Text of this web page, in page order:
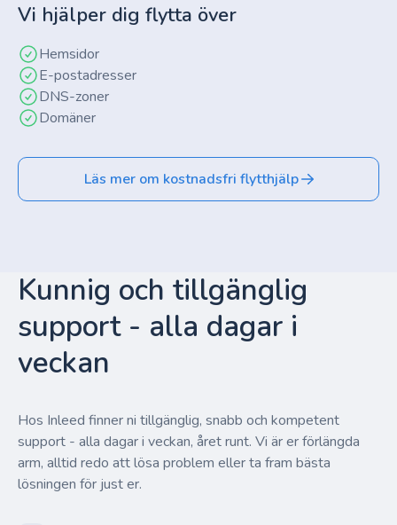
Vi hjälper dig flytta över
Hemsidor
E-postadresser
DNS-zoner
Domäner
Läs mer om kostnadsfri flytthjälp
Kunnig och tillgänglig
support - alla dagar i
veckan
Hos Inleed finner ni tillgänglig, snabb och kompetent
support - alla dagar i veckan, året runt. Vi är er förlängda
arm, alltid redo att lösa problem eller ta fram bästa
lösningen för just er.